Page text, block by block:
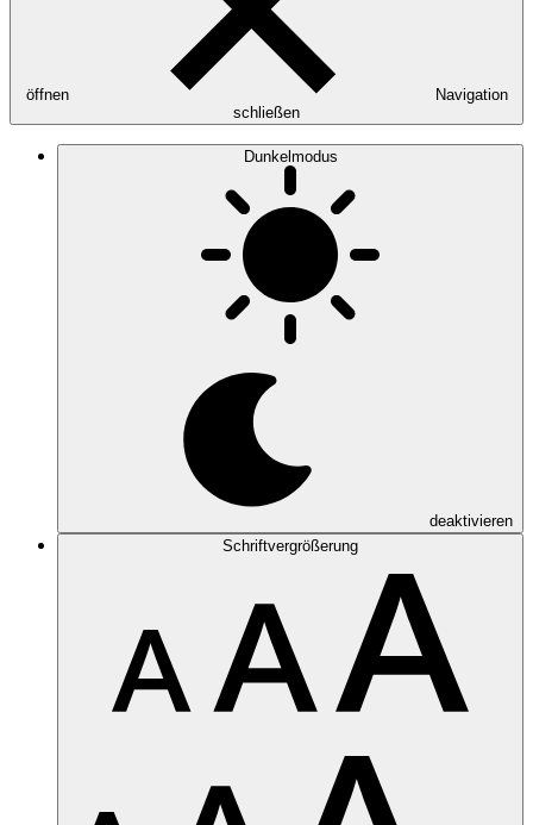
öffnen
Navigation
schließen
Dunkelmodus
deaktivieren
Schriftvergrößerung